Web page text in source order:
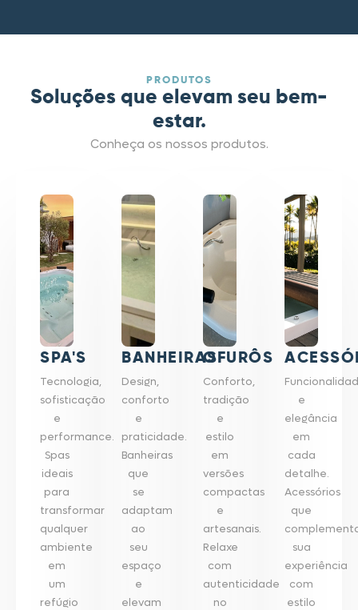
PRODUTOS
Soluções que elevam seu bem-
estar.
Conheça os nossos produtos.
SPA'S
Tecnologia,
sofisticação
e
performance.
Spas
ideais
para
transformar
qualquer
ambiente
em
um
refúgio
BANHEIRAS
Design,
conforto
e
praticidade.
Banheiras
que
se
adaptam
ao
seu
espaço
e
elevam
OFURÔS
Conforto,
tradição
e
estilo
em
versões
compactas
e
artesanais.
Relaxe
com
autenticidade
no
e
elegância
em
cada
detalhe.
Acessórios
que
sua
experiência
com
estilo